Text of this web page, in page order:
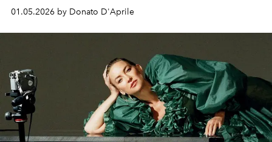
, l’un des morceaux clés de « Il diavolo veste
Prada 2 »,Lady Gagaen incarne toute l’essence, vêtue
01.05.2026 by Donato D'Aprile